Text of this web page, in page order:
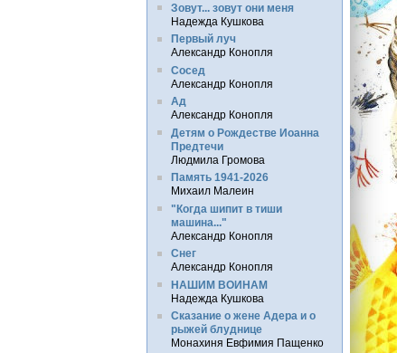
Зовут... зовут они меня
Надежда Кушкова
Первый луч
Александр Конопля
Сосед
Александр Конопля
Ад
Александр Конопля
Детям о Рождестве Иоанна
Предтечи
Людмила Громова
Память 1941-2026
Михаил Малеин
"Когда шипит в тиши
машина..."
Александр Конопля
Снег
Александр Конопля
НАШИМ ВОИНАМ
Надежда Кушкова
Сказание о жене Адера и о
рыжей блуднице
Монахиня Евфимия Пащенко